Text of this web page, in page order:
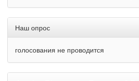
Наш опрос
голосования не проводится